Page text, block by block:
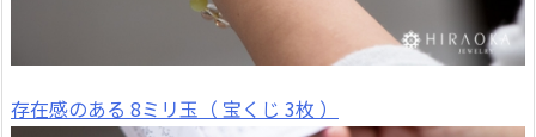
存在感のある 8ミリ玉（ 宝くじ 3枚 ）